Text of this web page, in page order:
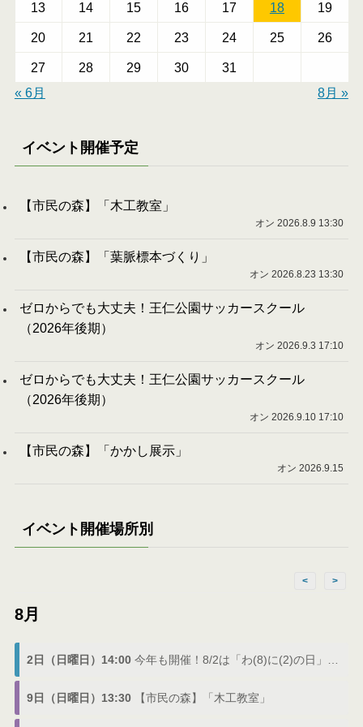
13 14 15 16 17 18 19
20 21 22 23 24 25 26
27 28 29 30
31
« 6月
8月 »
イベント開催予定
【市民の森】「木工教室」
オン 2026.8.9 13:30
【市民の森】「葉脈標本づくり」
オン 2026.8.23 13:30
ゼロからでも大丈夫！王仁公園サッカースクール
（2026年後期）
オン 2026.9.3 17:10
ゼロからでも大丈夫！王仁公園サッカースクール
（2026年後期）
オン 2026.9.10 17:10
【市民の森】「かかし展示」
オン 2026.9.15
イベント開催場所別
< >
8月
2日（日曜日）14:00 今年も開催！8/2は「わ(8)に(2)の日」でわにフェス
9日（日曜日）13:30 【市民の森】「木工教室」